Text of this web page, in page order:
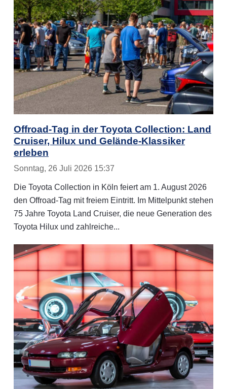
Offroad-Tag in der Toyota Collection: Land
Cruiser, Hilux und Gelände-Klassiker
erleben
Sonntag, 26 Juli 2026 15:37
Die Toyota Collection in Köln feiert am 1. August 2026
den Offroad-Tag mit freiem Eintritt. Im Mittelpunkt stehen
75 Jahre Toyota Land Cruiser, die neue Generation des
Toyota Hilux und zahlreiche...